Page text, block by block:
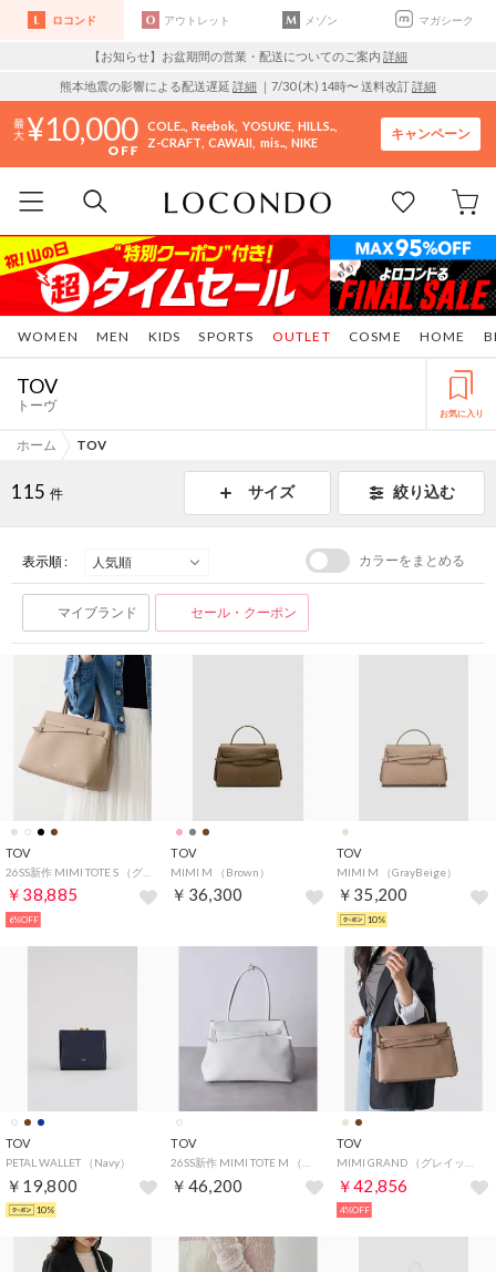
ロコンド アウトレット メゾン マガシーク
【お知らせ】お盆期間の営業・配送についてのご案内 詳細
熊本地震の影響による配送遅延 詳細 ｜7/30 (木) 14時〜 送料改訂詳細
10,000 COLE.. Reebok YOSUKE HILLS..
Z-CRAFT CAWAII mis.. NIKE
キャンペーン
WOMEN MEN KIDS SPORTS COSME HOME
OUTLET
TOV
トーヴ お気に入り
ホーム TOV
115 件 サイズ 絞り込む
表示順 : カラーをまとめる
マイブランド セール・クーポン
TOV
￥38,885
6%OFF
TOV
MIMI M （Brown）
￥36,300
TOV
MIMI M （GrayBeige）
￥35,200
10%
TOV
PETAL WALLET （Navy）
￥19,800
10%
TOV
￥46,200
TOV
￥42,856
4%OFF